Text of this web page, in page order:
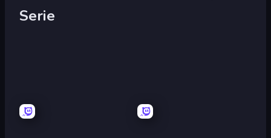
Serie
Escape
Escape